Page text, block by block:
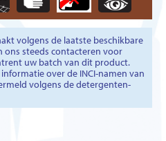
volgens de laatste beschikbare
ons steeds contacteren voor
uw batch van dit product.
over de INCI-namen van
volgens de detergenten-